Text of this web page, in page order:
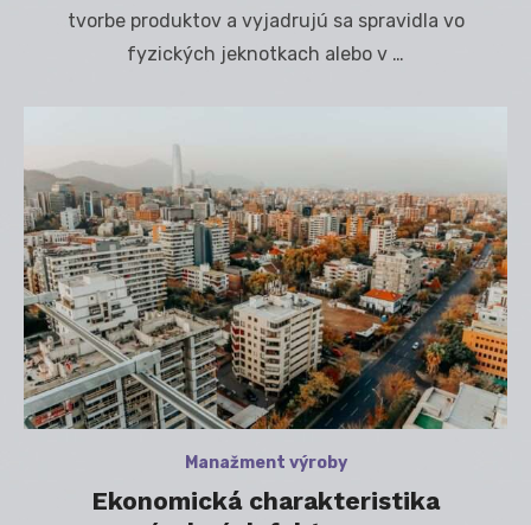
tvorbe produktov a vyjadrujú sa spravidla vo
fyzických jeknotkach alebo v …
Manažment výroby
Ekonomická charakteristika